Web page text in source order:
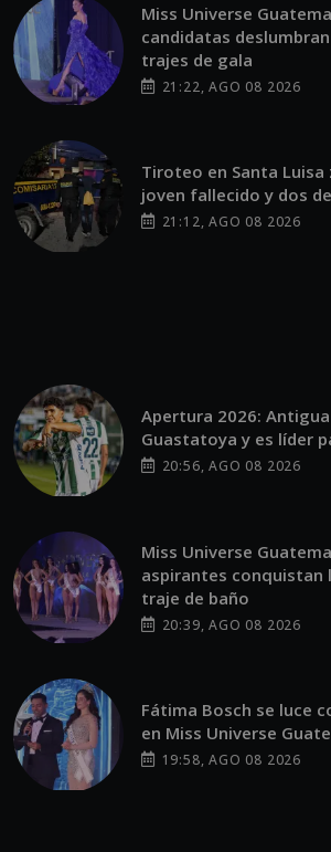
Miss Universe
candidatas
trajes de gala
21:22, AGO 08 2026
Tiroteo en Santa Luisa
joven fallecido y dos
21:12, AGO 08 2026
Apertura 2026:
Guastatoya y es líder
20:56, AGO 08 2026
Miss Universe
aspirantes conquistan
traje de baño
20:39, AGO 08 2026
Fátima Bosch se luce
en Miss Universe
19:58, AGO 08 2026